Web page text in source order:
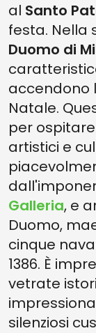
al Santo
festa. Nella
Duomo di
accendono
Natale.
per
artistici e
Galleria, e
Duomo,
cinque
1386. È
vetrate
silenziosi